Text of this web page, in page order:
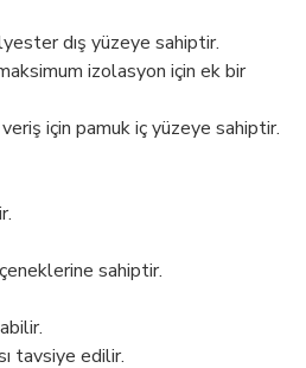
dış yüzeye sahiptir.
izolasyon için ek bir
için pamuk iç yüzeye sahiptir.
sahiptir.
tavsiye edilir.